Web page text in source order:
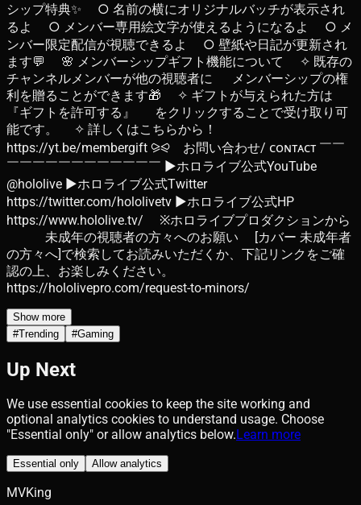
シップ特典✨ ○ 名前の横にオリジナルバッチが表示され
るよ ○ メンバー専用絵文字が使えるようになるよ ○ メ
ンバー限定配信が視聴できるよ ○ 壁紙や日記が更新され
ます💬 🌸 メンバーシップギフト機能について ✧ 既存の
チャンネルメンバーが他の視聴者に メンバーシップの権
利を贈ることができます🎁 ✧ ギフトが与えられた方は
『ギフトを許可する』 をクリックすることで受け取り可
能です。 ✧ 詳しくはこちらから！
https://yt.be/membergift ⪩⪨ お問い合わせ/ ᴄᴏɴᴛᴀᴄᴛ ￣￣
￣￣￣￣￣￣￣￣￣￣￣￣ ▶ホロライブ公式YouTube
@hololive ▶ホロライブ公式Twitter
https://twitter.com/hololivetv ▶ホロライブ公式HP
https://www.hololive.tv/ ※ホロライブプロダクションから
未成年の視聴者の方々へのお願い [カバー 未成年者
の方々へ]で検索してお読みいただくか、下記リンクをご確
認の上、お楽しみください。
https://hololivepro.com/request-to-minors/
Show more
#Trending #Gaming
Up Next
We use essential cookies to keep the site working and
optional analytics cookies to understand usage. Choose
"Essential only" or allow analytics below.Learn more
Essential only Allow analytics
MVKing